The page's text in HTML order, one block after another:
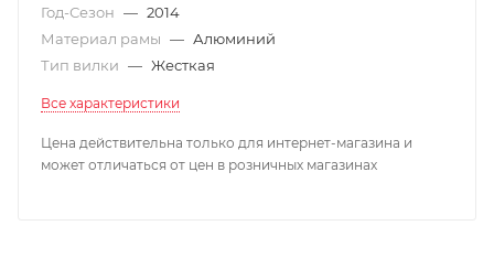
Год-Сезон — 2014
Материал рамы — Алюминий
Тип вилки — Жесткая
Все характеристики
Цена действительна только для интернет-магазина и
может отличаться от цен в розничных магазинах